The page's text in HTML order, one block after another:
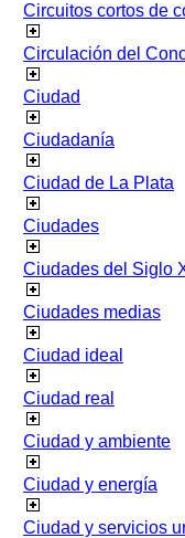
Circuitos cortos de
Circulación del
Ciudad
Ciudadanía
Ciudad de La Plata
Ciudades
Ciudades del Siglo
Ciudades medias
Ciudad ideal
Ciudad real
Ciudad y ambiente
Ciudad y energía
Ciudad y servicios